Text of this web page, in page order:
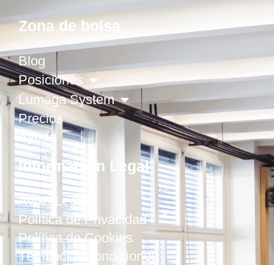
Zona de bolsa
Blog
Posiciones
Lumaga System
Precios
Ayuda
Información Legal
Aviso Legal
Política de Privacidad
Política de Cookies
Términos y condiciones